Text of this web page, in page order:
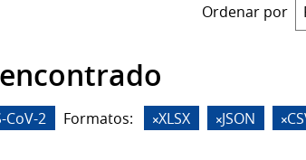
Ordenar por
CoV-2 Formatos: XLSX JSON